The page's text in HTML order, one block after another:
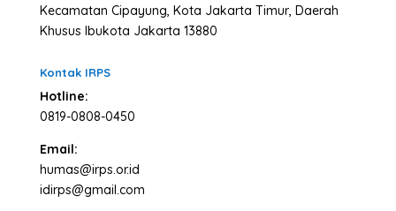
Kecamatan Cipayung, Kota Jakarta Timur, Daerah
Khusus Ibukota Jakarta 13880
Kontak IRPS
Hotline:
0819-0808-0450
Email:
humas@irps.or.id
idirps@gmail.com